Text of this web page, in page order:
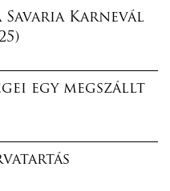
Savaria Karnevál
egy megszállt